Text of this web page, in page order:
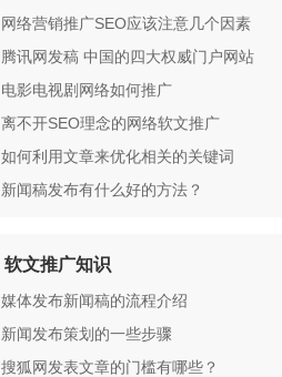
网络营销推广SEO应该注意几个因素
腾讯网发稿 中国的四大权威门户网站
电影电视剧网络如何推广
离不开SEO理念的网络软文推广
如何利用文章来优化相关的关键词
新闻稿发布有什么好的方法？
软文推广知识
媒体发布新闻稿的流程介绍
新闻发布策划的一些步骤
搜狐网发表文章的门槛有哪些？